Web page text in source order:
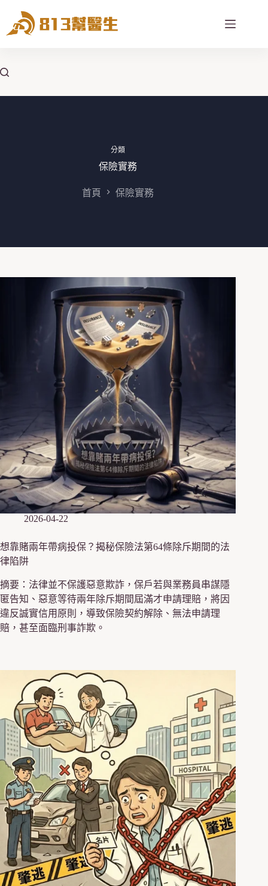
主
容
分類
保險實務
首頁 保險實務
2026-04-22
想靠賭兩年帶病投保？揭秘保險法第64條除斥期間的法
律陷阱
摘要：法律並不保護惡意欺詐，保戶若與業務員串謀隱
匿告知、惡意等待兩年除斥期間屆滿才申請理賠，將因
違反誠實信用原則，導致保險契約解除、無法申請理
賠，甚至面臨刑事詐欺。